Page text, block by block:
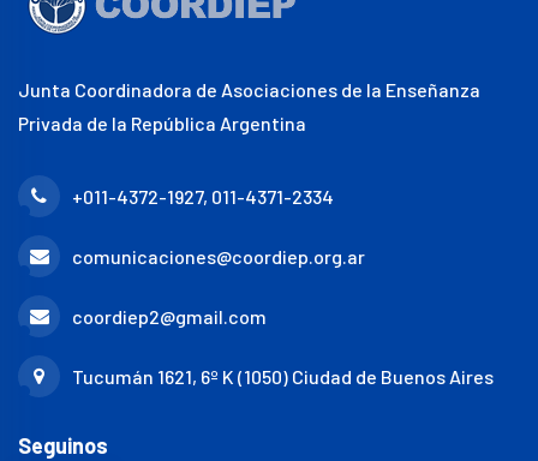
Junta Coordinadora de Asociaciones de la Enseñanza
Privada de la República Argentina
+011-4372-1927, 011-4371-2334
comunicaciones@coordiep.org.ar
coordiep2@gmail.com
Tucumán 1621, 6º K (1050) Ciudad de Buenos Aires
Seguinos